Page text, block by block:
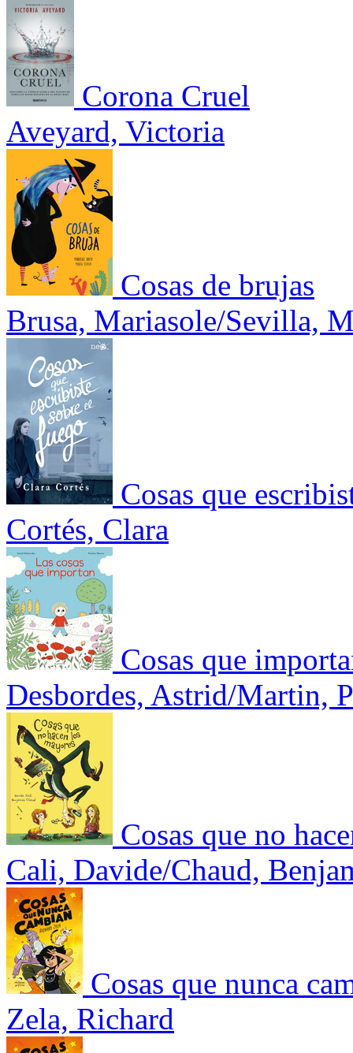
Corona Cruel
Aveyard, Victoria
Cosas de brujas
Brusa, Mariasole/Sevilla,
Cosas que
Cortés, Clara
Cosas que
Desbordes, Astrid/Martin,
Cosas que no
Cali, Davide/Chaud,
Cosas que nunca
Zela, Richard